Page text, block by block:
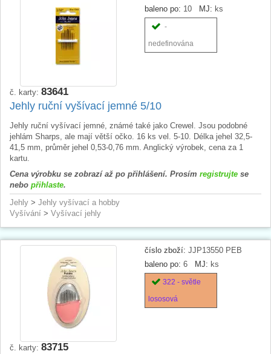
baleno po: 10 MJ: ks
-
nedefinována
č. karty: 83641
Jehly ruční vyšívací jemné 5/10
Jehly ruční vyšívací jemné, známé také jako Crewel. Jsou podobné
jehlám Sharps, ale mají větší očko. 16 ks vel. 5-10. Délka jehel 32,5-
41,5 mm, průměr jehel 0,53-0,76 mm. Anglický výrobek, cena za 1
kartu.
Cena výrobku se zobrazí až po přihlášení. Prosím registrujte se
nebo přihlaste.
Jehly > Jehly vyšívací a hobby
Vyšívání > Vyšívací jehly
číslo zboží: JJP13550 PEB
baleno po: 6 MJ: ks
322 - světle
lososová
č. karty: 83715